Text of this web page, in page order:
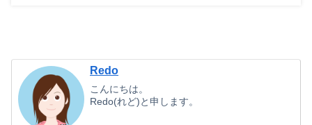
Redo
こんにちは。
Redo(れど)と申します。